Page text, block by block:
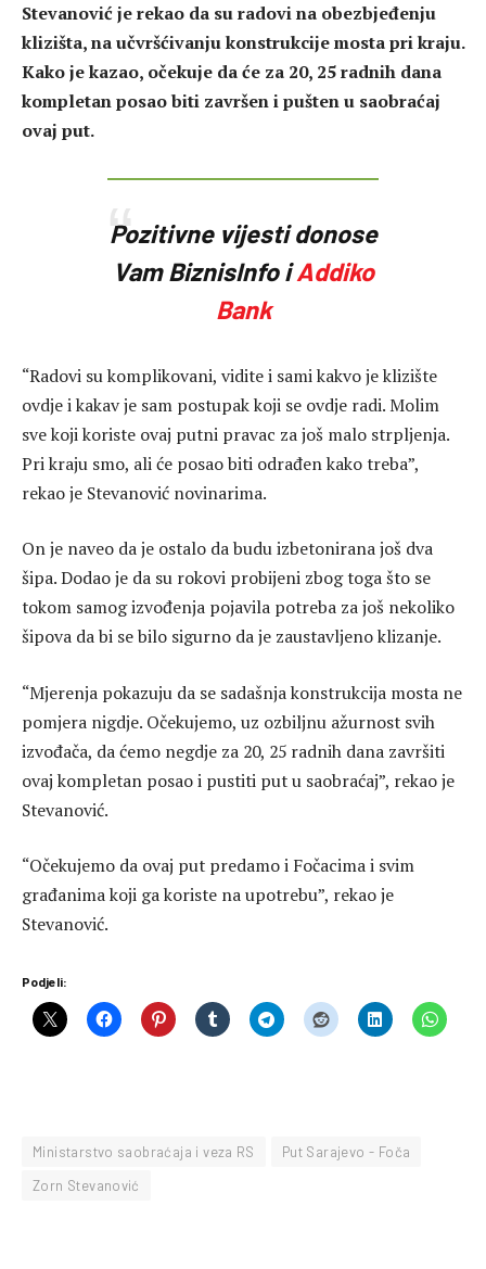
Stevanović je rekao da su radovi na obezbjeđenju
klizišta, na učvršćivanju konstrukcije mosta pri kraju.
Kako je kazao, očekuje da će za 20, 25 radnih dana
kompletan posao biti završen i pušten u saobraćaj
ovaj put.
Pozitivne vijesti donose
Vam BiznisInfo iAddiko
Bank
“Radovi su komplikovani, vidite i sami kakvo je klizište
ovdje i kakav je sam postupak koji se ovdje radi. Molim
sve koji koriste ovaj putni pravac za još malo strpljenja.
Pri kraju smo, ali će posao biti odrađen kako treba”,
rekao je Stevanović novinarima.
On je naveo da je ostalo da budu izbetonirana još dva
šipa. Dodao je da su rokovi probijeni zbog toga što se
tokom samog izvođenja pojavila potreba za još nekoliko
šipova da bi se bilo sigurno da je zaustavljeno klizanje.
“Mjerenja pokazuju da se sadašnja konstrukcija mosta ne
pomjera nigdje. Očekujemo, uz ozbiljnu ažurnost svih
izvođača, da ćemo negdje za 20, 25 radnih dana završiti
ovaj kompletan posao i pustiti put u saobraćaj”, rekao je
Stevanović.
“Očekujemo da ovaj put predamo i Fočacima i svim
građanima koji ga koriste na upotrebu”, rekao je
Stevanović.
Podjeli:
Ministarstvo saobraćaja i veza RS
Put Sarajevo - Foča
Zorn Stevanović